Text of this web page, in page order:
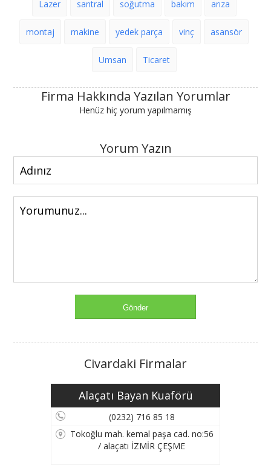
Lazer santral soğutma bakım arıza
montaj makine yedek parça vinç asansör
Umsan Ticaret
Firma Hakkında Yazılan Yorumlar
Henüz hiç yorum yapılmamış
Yorum Yazın
Civardaki Firmalar
Alaçatı Bayan Kuaförü
(0232) 716 85 18
Tokoğlu mah. kemal paşa cad. no:56
/ alaçatı İZMİR ÇEŞME